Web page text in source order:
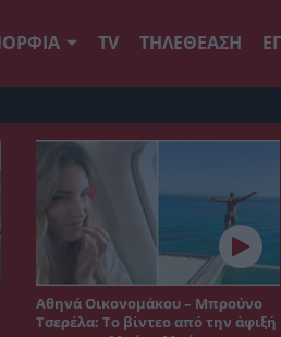
TV ΤΗΛΕΘΕΑΣΗ
Αθηνά Οικονομάκου – Μπρούνο
Τσερέλα: Το βίντεο από την άφιξή